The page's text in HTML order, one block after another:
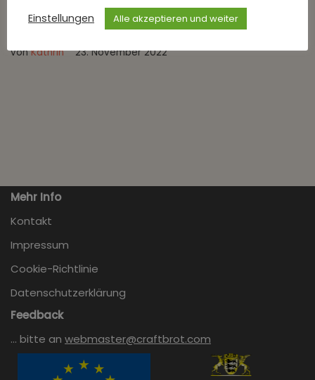
Geschenkgutscheine
vonKathrin 23. November 2022
Mehr Info
Kontakt
Impressum
Cookie-Richtlinie
Datenschutzerklärung
Feedback
… bitte an webmaster@craftbrot.com
Einstellungen
Alle akzeptieren und weiter